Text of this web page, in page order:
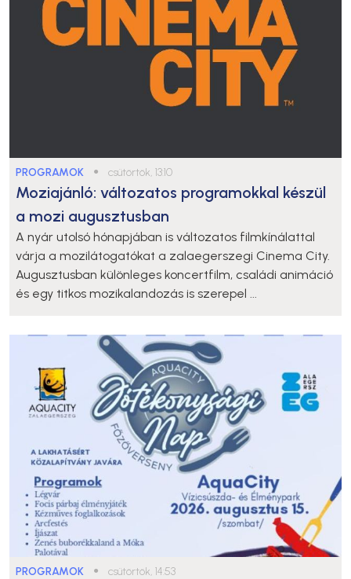
PROGRAMOK ● csütörtök, 13:10
Moziajánló: változatos programokkal készül
a mozi augusztusban
A nyár utolsó hónapjában is változatos filmkínálattal
várja a mozilátogatókat a zalaegerszegi Cinema City.
Augusztusban különleges koncertfilm, családi animáció
és egy titkos mozikalandozás is szerepel ...
PROGRAMOK ● csütörtök, 14:53